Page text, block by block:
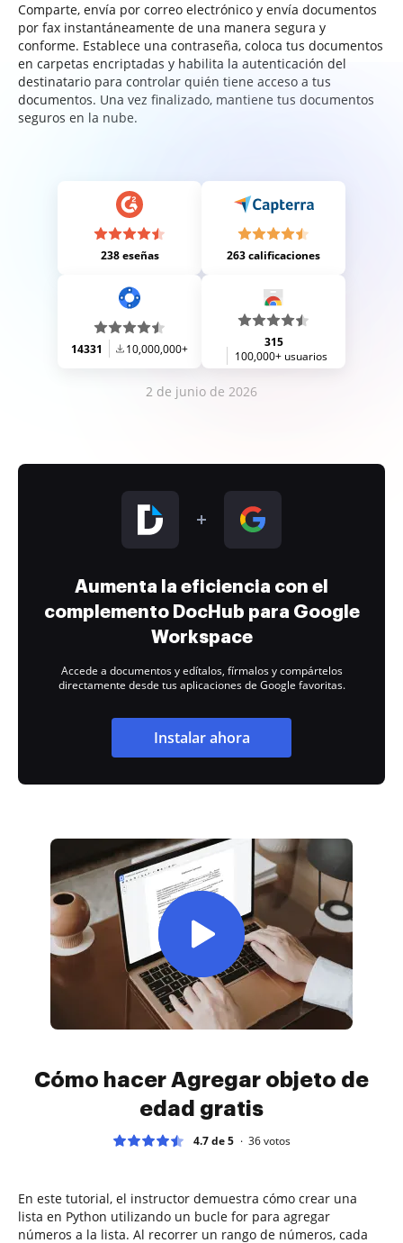
Comparte, envía por correo electrónico y envía documentos
por fax instantáneamente de una manera segura y
conforme. Establece una contraseña, coloca tus documentos
en carpetas encriptadas y habilita la autenticación del
destinatario para controlar quién tiene acceso a tus
documentos. Una vez finalizado, mantiene tus documentos
seguros en la nube.
238 eseñas 263 calificaciones
14331 10,000,000+
315
100,000+ usuarios
2 de junio de 2026
Aumenta la eficiencia con el
complemento DocHub para Google
Workspace
Accede a documentos y edítalos, fírmalos y compártelos
directamente desde tus aplicaciones de Google favoritas.
Instalar ahora
Cómo hacer Agregar objeto de
edad gratis
4.7 de 5 36votos
En este tutorial, el instructor demuestra cómo crear una
lista en Python utilizando un bucle for para agregar
números a la lista. Al recorrer un rango de números, cada